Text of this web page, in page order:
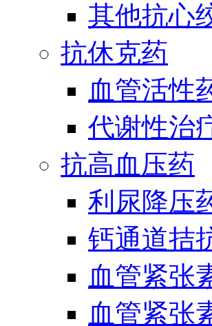
其他抗心
抗休克药
血管活性
代谢性治
抗高血压药
利尿降压
钙通道拮
血管紧张
血管紧张